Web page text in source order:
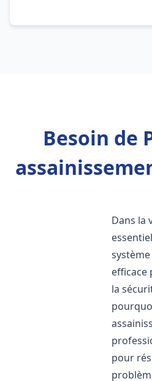
Besoin de
Dans la
efficace
la
pour